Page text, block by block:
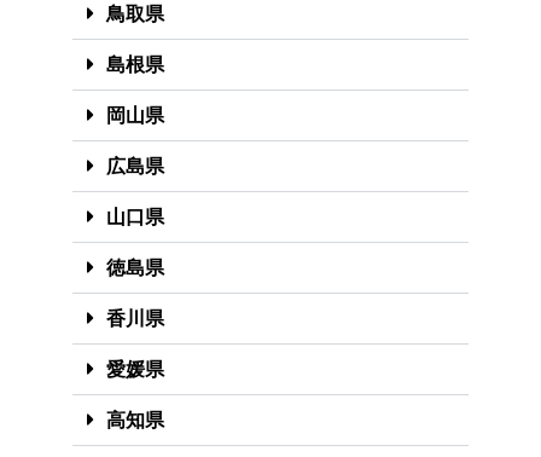
鳥取県
島根県
岡山県
広島県
山口県
徳島県
香川県
愛媛県
高知県